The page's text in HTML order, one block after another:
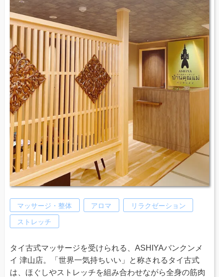
マッサージ・整体 アロマ リラクゼーション
ストレッチ
タイ古式マッサージを受けられる、ASHIYAバンクンメ
イ 津山店。「世界一気持ちいい」と称されるタイ古式
は、ほぐしやストレッチを組み合わせながら全身の筋肉